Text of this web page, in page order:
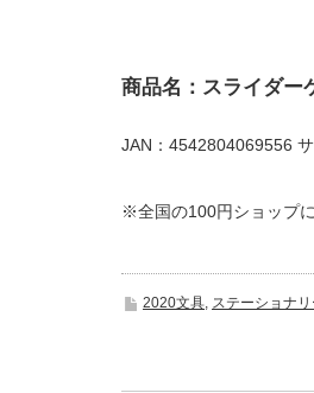
商品名：スライダー
JAN：4542804069556
※全国の100円ショップに
2020文具, ステーショナリ